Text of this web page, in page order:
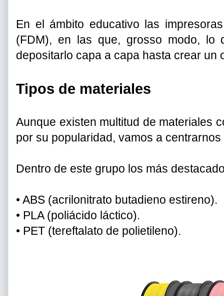
En el ámbito educativo las
(FDM), en las que, grosso modo,
depositarlo capa a capa hasta crear un
Tipos de materiales
Aunque existen multitud de materiales
por su popularidad, vamos a
Dentro de este grupo los más
• ABS (acrilonitrato butadieno estireno).
• PLA (poliácido láctico).
• PET (tereftalato de polietileno).